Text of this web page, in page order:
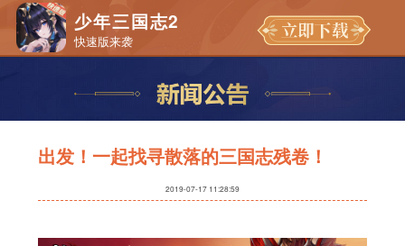
少年三国志2
快速版来袭
出发！一起找寻散落的三国志残卷！
2019-07-17 11:28:59